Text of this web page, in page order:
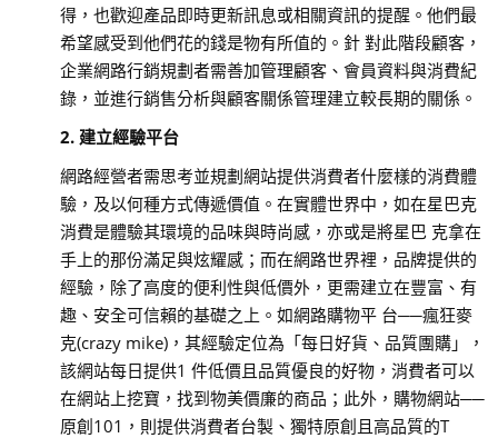
得，也歡迎產品即時更新訊息或相關資訊的提醒。他們最
希望感受到他們花的錢是物有所值的。針 對此階段顧客，
企業網路行銷規劃者需善加管理顧客、會員資料與消費紀
錄，並進行銷售分析與顧客關係管理建立較長期的關係。
2. 建立經驗平台
網路經營者需思考並規劃網站提供消費者什麼樣的消費體
驗，及以何種方式傳遞價值。在實體世界中，如在星巴克
消費是體驗其環境的品味與時尚感，亦或是將星巴 克拿在
手上的那份滿足與炫耀感；而在網路世界裡，品牌提供的
經驗，除了高度的便利性與低價外，更需建立在豐富、有
趣、安全可信賴的基礎之上。如網路購物平 台──瘋狂麥
克(crazy mike)，其經驗定位為「每日好貨、品質團購」，
該網站每日提供1 件低價且品質優良的好物，消費者可以
在網站上挖寶，找到物美價廉的商品；此外，購物網站──
原創101，則提供消費者台製、獨特原創且高品質的T